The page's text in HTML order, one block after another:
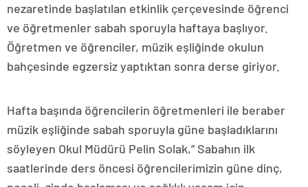
nezaretinde başlatılan etkinlik çerçevesinde öğrenci
ve öğretmenler sabah sporuyla haftaya başlıyor.
Öğretmen ve öğrenciler, müzik eşliğinde okulun
bahçesinde egzersiz yaptıktan sonra derse giriyor.
Hafta başında öğrencilerin öğretmenleri ile beraber
müzik eşliğinde sabah sporuyla güne başladıklarını
söyleyen Okul Müdürü Pelin Solak,” Sabahın ilk
saatlerinde ders öncesi öğrencilerimizin güne dinç,